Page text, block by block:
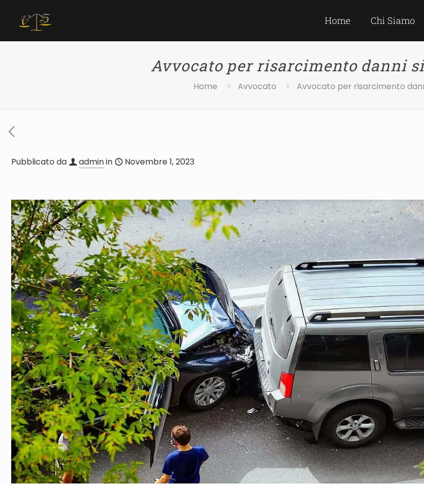
Home Chi Siamo
Avvocato per risarcimento danni
Home Avvocato Avvocato per risarcimento
Pubblicato da adminin Novembre 1, 2023